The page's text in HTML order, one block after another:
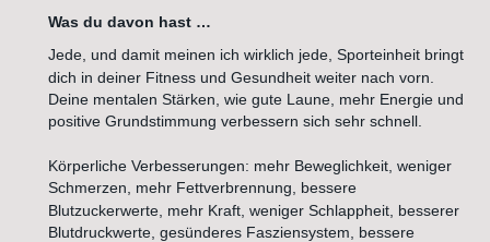
Was du davon hast …
Jede, und damit meinen ich wirklich jede, Sporteinheit bringt
dich in deiner Fitness und Gesundheit weiter nach vorn.
Deine mentalen Stärken, wie gute Laune, mehr Energie und
positive Grundstimmung verbessern sich sehr schnell.
Körperliche Verbesserungen: mehr Beweglichkeit, weniger
Schmerzen, mehr Fettverbrennung, bessere
Blutzuckerwerte, mehr Kraft, weniger Schlappheit, besserer
Blutdruckwerte, gesünderes Fasziensystem, bessere